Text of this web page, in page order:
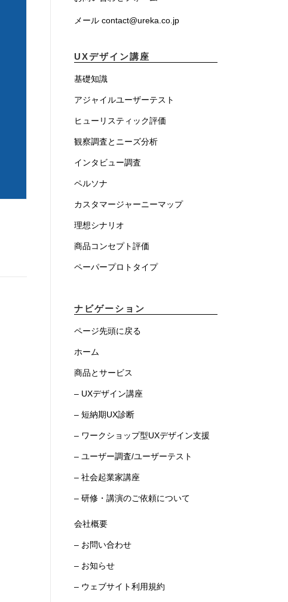
メール contact@ureka.co.jp
UXデザイン講座
基礎知識
アジャイルユーザーテスト
ヒューリスティック評価
観察調査とニーズ分析
インタビュー調査
ペルソナ
カスタマージャーニーマップ
理想シナリオ
商品コンセプト評価
ペーパープロトタイプ
ナビゲーション
ページ先頭に戻る
ホーム
商品とサービス
– UXデザイン講座
– 短納期UX診断
– ワークショップ型UXデザイン支援
– ユーザー調査/ユーザーテスト
– 社会起業家講座
– 研修・講演のご依頼について
会社概要
– お問い合わせ
– お知らせ
– ウェブサイト利用規約